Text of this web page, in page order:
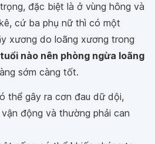
đặc biệt là ở vùng hông và
cứ ba phụ nữ thì có một
xương do loãng xương trong
nào nên phòng ngừa loãng
sớm càng tốt.
thể gây ra cơn đau dữ dội,
động và thường phải can